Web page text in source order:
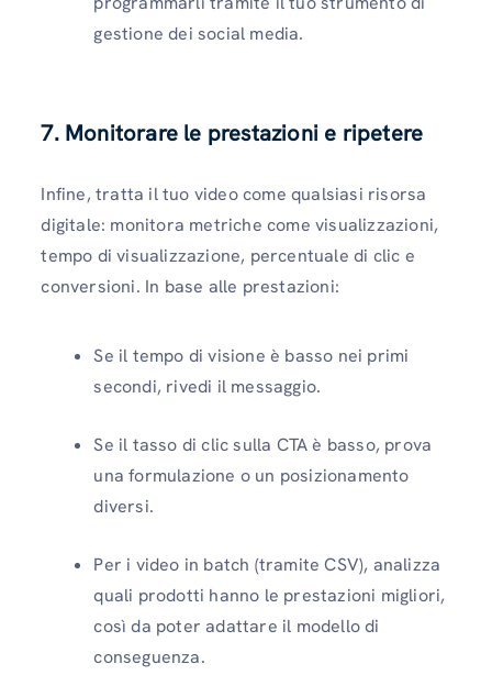
gestione dei social media.
7. Monitorare le prestazioni e ripetere
Infine, tratta il tuo video come qualsiasi risorsa
digitale: monitora metriche come visualizzazioni,
tempo di visualizzazione, percentuale di clic e
conversioni. In base alle prestazioni:
Se il tempo di visione è basso nei primi
secondi, rivedi il messaggio.
Se il tasso di clic sulla CTA è basso, prova
una formulazione o un posizionamento
diversi.
Per i video in batch (tramite CSV), analizza
quali prodotti hanno le prestazioni migliori,
così da poter adattare il modello di
conseguenza.